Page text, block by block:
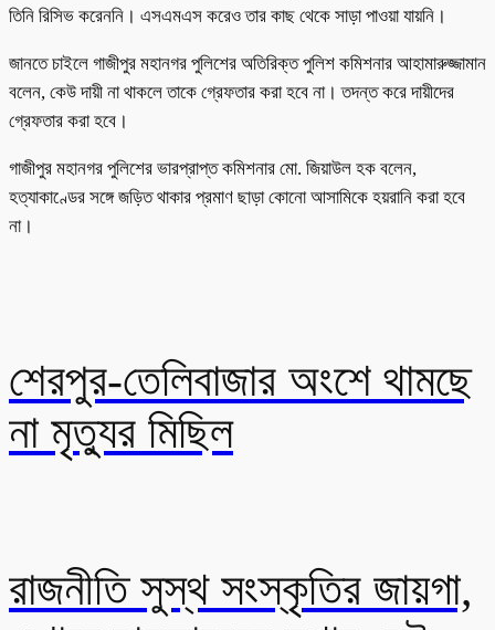
তিনি রিসিভ করেননি। এসএমএস করেও তার কাছ থেকে সাড়া পাওয়া যায়নি।
জানতে চাইলে গাজীপুর মহানগর পুলিশের অতিরিক্ত পুলিশ কমিশনার আহামারুজ্জামান
বলেন, কেউ দায়ী না থাকলে তাকে গ্রেফতার করা হবে না। তদন্ত করে দায়ীদের
গ্রেফতার করা হবে।
গাজীপুর মহানগর পুলিশের ভারপ্রাপ্ত কমিশনার মো. জিয়াউল হক বলেন,
হত্যাকাণ্ডের সঙ্গে জড়িত থাকার প্রমাণ ছাড়া কোনো আসামিকে হয়রানি করা হবে
না।
শেরপুর-তেলিবাজার অংশে থামছে
না মৃত্যুর মিছিল
রাজনীতি সুস্থ সংস্কৃতির জায়গা,